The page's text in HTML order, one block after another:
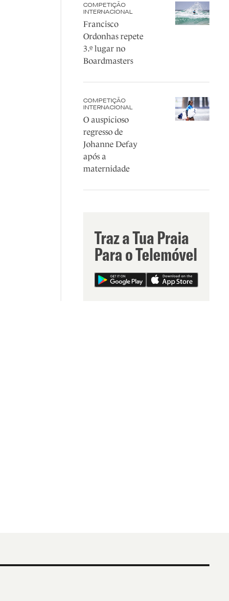
COMPETIÇÃO
INTERNACIONAL
Francisco
Ordonhas repete
3.º lugar no
Boardmasters
COMPETIÇÃO
INTERNACIONAL
O auspicioso
regresso de
Johanne Defay
após a
maternidade
Traz a Tua Praia
Para o Telemóvel